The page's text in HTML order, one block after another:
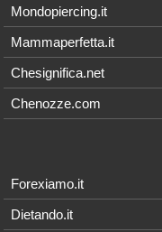
Mondopiercing.it
Mammaperfetta.it
Chesignifica.net
Chenozze.com
Forexiamo.it
Dietando.it